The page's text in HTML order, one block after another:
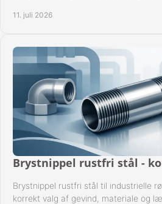
11. juli 2026
Brystnippel rustfri stål -
Brystnippel rustfri stål til industrielle
korrekt valg af gevind, materiale og